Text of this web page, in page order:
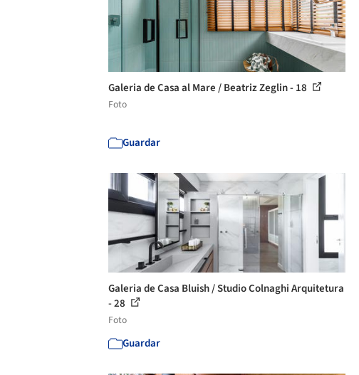
Galeria de Casa al Mare / Beatriz Zeglin - 18
Foto
Guardar
Galeria de Casa Bluish / Studio Colnaghi Arquitetura
- 28
Foto
Guardar